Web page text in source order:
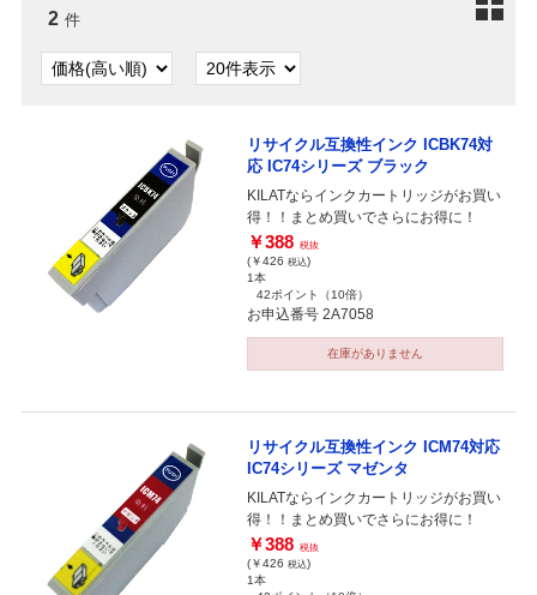
2 件
リサイクル互換性インク ICBK74対
応 IC74シリーズ ブラック
KILATならインクカートリッジがお買い
得！！まとめ買いでさらにお得に！
￥388 税抜
(￥426 税込)
1本
42ポイント
（10倍）
お申込番号 2A7058
在庫がありません
リサイクル互換性インク ICM74対応
IC74シリーズ マゼンタ
KILATならインクカートリッジがお買い
得！！まとめ買いでさらにお得に！
￥388 税抜
(￥426 税込)
1本